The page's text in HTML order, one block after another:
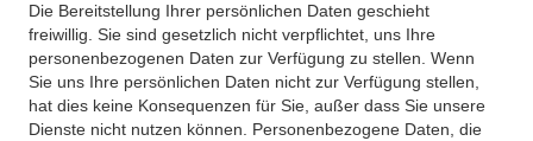
Die Bereitstellung Ihrer persönlichen Daten geschieht
freiwillig. Sie sind gesetzlich nicht verpflichtet, uns Ihre
personenbezogenen Daten zur Verfügung zu stellen. Wenn
Sie uns Ihre persönlichen Daten nicht zur Verfügung stellen,
hat dies keine Konsequenzen für Sie, außer dass Sie unsere
Dienste nicht nutzen können. Personenbezogene Daten, die